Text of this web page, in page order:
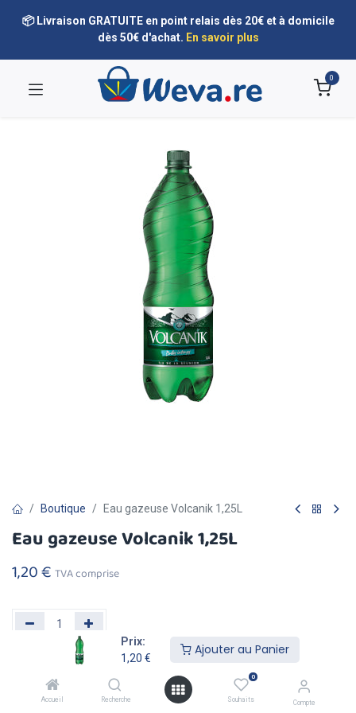
Prix:
1,20 €
Ajouter au Panier
Accueil Recherche
0
Souhaits Compte
📦 Livraison GRATUITE en point relais dès 20€ et à domicile
dès 50€ d'achat. En savoir plus
0
Boutique Eau gazeuse Volcanik 1,25L
Eau gazeuse Volcanik 1,25L
1,20€ TVA comprise
Ajouter au
Panier
Maintenant